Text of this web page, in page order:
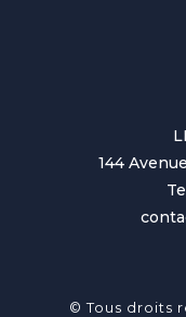
144
© Tous droits